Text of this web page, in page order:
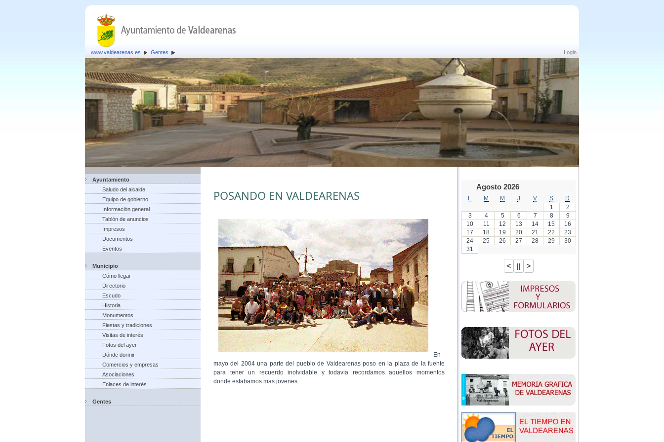
Login
www.valdearenas.es Gentes
Ayuntamiento
Saludo del alcalde
Equipo de gobierno
Información general
Tablón de anuncios
Impresos
Documentos
Eventos
Municipio
Cómo llegar
Directorio
Escudo
Historia
Monumentos
Fiestas y tradiciones
Visitas de interés
Fotos del ayer
Dónde dormir
Comercios y empresas
Asociaciones
Enlaces de interés
Gentes
POSANDO EN VALDEARENAS
En
mayo del 2004 una parte del pueblo de Valdearenas poso en la plaza de la fuente
para tener un recuerdo inolvidable y todavia recordamos aquellos momentos
donde estabamos mas jovenes.
Agosto 2026
M M J V S
D
1
2
3
4 5 6 7 8
9
10
11 12 13 14 15
16
17
18 19 20 21 22
23
24
25 26 27 28 29
30
31